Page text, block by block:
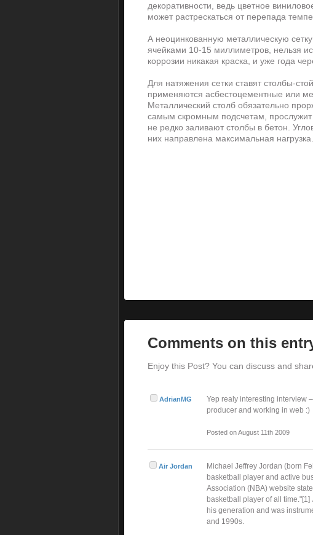
декоративности, ведь цветное
может растрескаться от перепада
А неоцинкованную металлическую
ячейками 10-15 миллиметров, нельзя
коррозии никакая краска, и уже года
Для натяжения сетки ставят столбы-
применяются асбестоцементные или
Металлический столб обязательно
самым скромным подсчетам, прослужит
не редко заливают столбы в бетон.
них направлена максимальная нагрузка.
Comments on this
Enjoy this Post? You can discuss and
AdrianMG
Yep realy interesting interview
producer and working in web :)
Posted on August 11th 2009
Air Jordan
Michael Jeffrey Jordan (born
basketball player and active
Association (NBA) website
basketball player of all
his generation and was
and 1990s.